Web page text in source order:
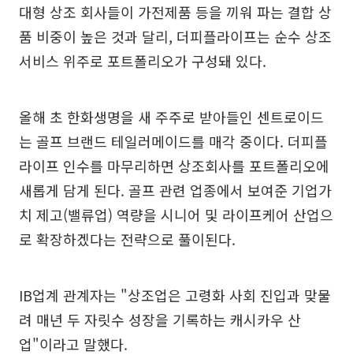
대형 상조 회사들이 가전제품 등을 끼워 파는 결합 상
품 비중이 높은 것과 달리, 더피플라이프는 순수 상조
서비스 위주로 포트폴리오가 구성돼 있다.
올해 초 한화생명을 새 주주로 받아들인 센트로이드
는 골프 브랜드 테일러메이드를 매각 중이다. 더피플
라이프 인수를 마무리하면 상조회사를 포트폴리오에
새롭게 담게 된다. 골프 관련 업종에서 보여준 기업가
치 제고(밸류업) 역량을 시니어 및 라이프케어 산업으
로 확장하겠다는 전략으로 풀이된다.
IB업계 관계자는 "상조업은 고령화 사회 진입과 맞물
려 매년 두 자릿수 성장을 기록하는 캐시카우 산
업"이라고 말했다.